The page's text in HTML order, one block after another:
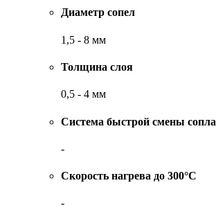
Диаметр сопел
1,5 - 8 мм
Толщина слоя
0,5 - 4 мм
Система быстрой смены сопла
-
Скорость нагрева до 300°C
-